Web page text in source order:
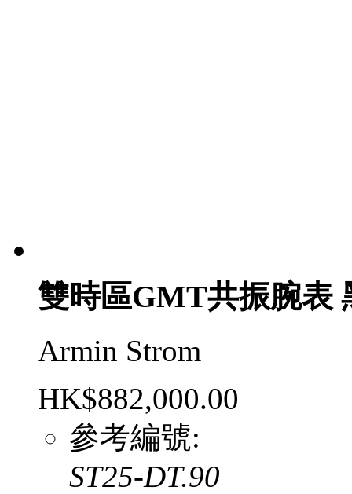
雙時區GMT共振腕表
Armin Strom
HK$882,000.00
參考編號:
ST25-DT.90